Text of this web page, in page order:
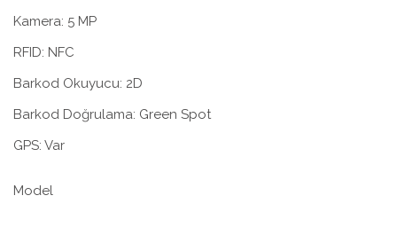
Kamera: 5 MP
RFID: NFC
Barkod Okuyucu: 2D
Barkod Doğrulama: Green Spot
GPS: Var
Model